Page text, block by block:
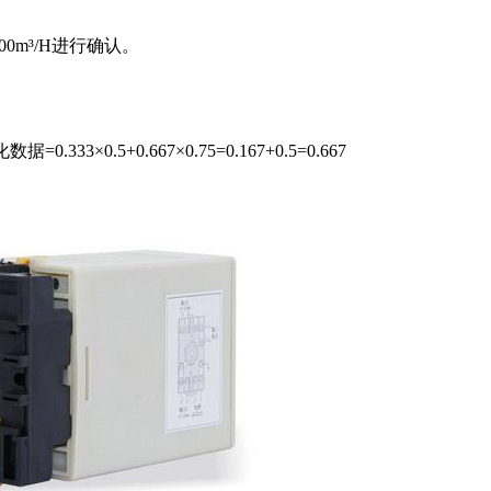
H进行确认。
数据=0.333×0.5+0.667×0.75=0.167+0.5=0.667